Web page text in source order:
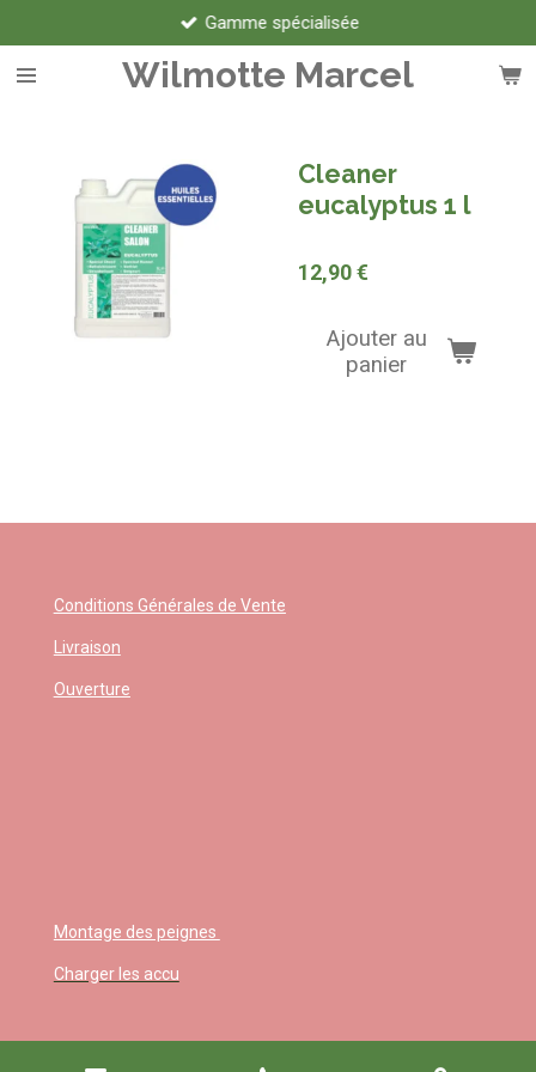
au
contenu
Wilmotte Marcel
Gamme spécialisée
Cleaner
eucalyptus 1 l
12,90 €
Ajouter au
panier
Conditions Générales de Vente
Livraison
Ouverture
Montage des peignes
Charger les accu